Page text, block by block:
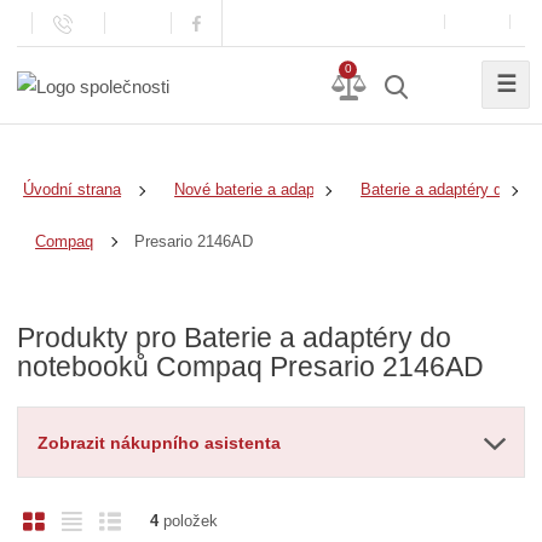
0
☰
Úvodní strana Nové baterie a adaptéry Baterie a adaptéry do
Compaq Presario 2146AD
Produkty pro Baterie a adaptéry do
notebooků Compaq Presario 2146AD
Zobrazit nákupního asistenta
O
Ř
4položek